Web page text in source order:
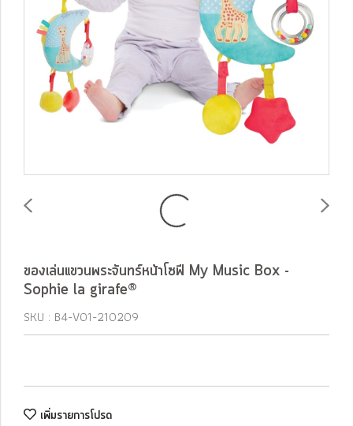
ของเล่นแขวนพระจันทร์หน้าโซฟี My Music Box -
Sophie la girafe®
SKU : B4-V01-210209
เพิ่มรายการโปรด